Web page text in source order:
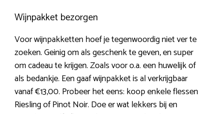
Wijnpakket bezorgen
Voor wijnpakketten hoef je tegenwoordig niet ver te
zoeken. Geinig om als geschenk te geven, en super
om cadeau te krijgen. Zoals voor o.a. een huwelijk of
als bedankje. Een gaaf wijnpakket is al verkrijgbaar
vanaf €13,00. Probeer het eens: koop enkele flessen
Riesling of Pinot Noir. Doe er wat lekkers bij en